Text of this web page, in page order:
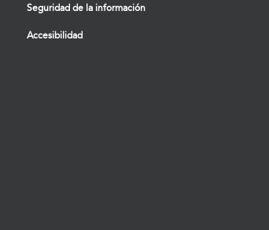
Seguridad de la información
Accesibilidad